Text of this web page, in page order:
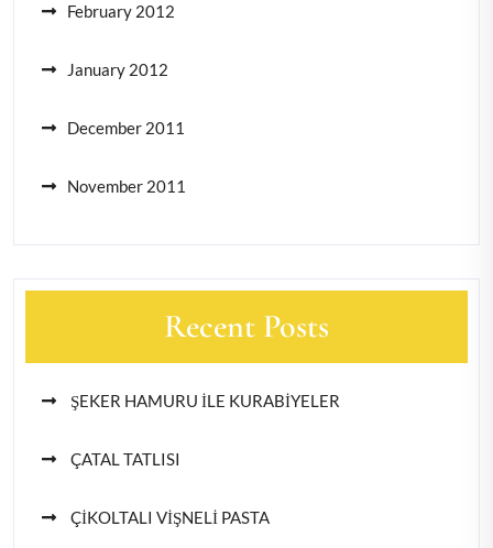
February 2012
January 2012
December 2011
November 2011
Recent Posts
ŞEKER HAMURU İLE KURABİYELER
ÇATAL TATLISI
ÇİKOLTALI VİŞNELİ PASTA